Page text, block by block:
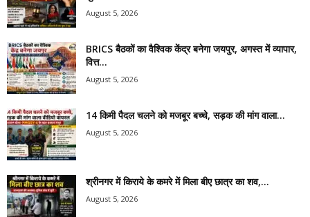
August 5, 2026
BRICS बैठकों का वैश्विक केंद्र बनेगा जयपुर, अगस्त में व्यापार,
वित्त...
August 5, 2026
14 किमी पैदल चलने को मजबूर बच्चे, सड़क की मांग वाला...
August 5, 2026
श्रीनगर में किराये के कमरे में मिला बीए छात्र का शव,...
August 5, 2026